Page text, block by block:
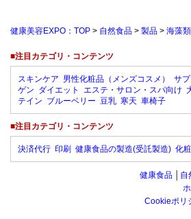
健康美容EXPO：TOP > 自然食品 > 製品 > 海藻類
■注目カテゴリ・コンテンツ
スキンケア 男性化粧品（メンズコスメ） サ
ゲン ダイエット エステ・サロン・スパ向け
テイン ブルーベリー 豆乳 寒天 車椅子
■注目カテゴリ・コンテンツ
決済代行 印刷 健康食品の製造(受託製造) 化
健康食品 自
Cookieポリ